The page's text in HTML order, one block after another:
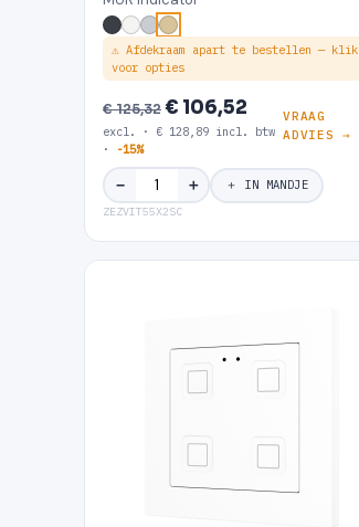
⚠ Afdekraam apart te bestellen — klik
voor opties
€ 125,32€ 106,52
excl. · € 128,89 incl. btw
·
-15%
VRAAG
ADVIES →
− ＋ ＋ IN MANDJE
ZEZVIT55X2SC